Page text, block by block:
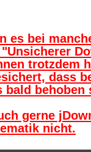
es bei
trotzdem
dass
bald behoben
gerne
nicht.